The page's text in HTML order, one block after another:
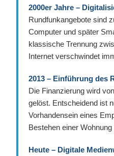
2000er Jahre –
Rundfunkangebote sind
Computer und später
klassische Trennung
Internet verschwindet
2013 – Einführung des
Die Finanzierung wird
gelöst. Entscheidend ist
Vorhandensein eines
Bestehen einer
Heute – Digitale